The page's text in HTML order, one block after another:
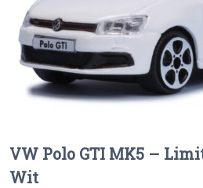
VW Polo GTI MK5 –
Wit